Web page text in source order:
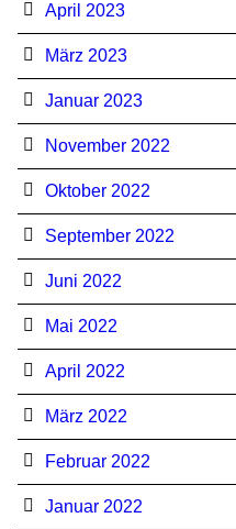
April 2023
März 2023
Januar 2023
November 2022
Oktober 2022
September 2022
Juni 2022
Mai 2022
April 2022
März 2022
Februar 2022
Januar 2022